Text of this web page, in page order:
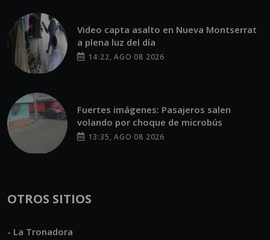
POR JOSE GARCÍA